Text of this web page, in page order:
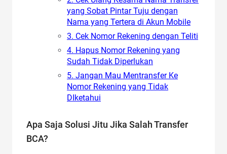
yang Sobat Pintar Tuju dengan
Nama yang Tertera di Akun Mobile
3. Cek Nomor Rekening dengan Teliti
4. Hapus Nomor Rekening yang
Sudah Tidak Diperlukan
5. Jangan Mau Mentransfer Ke
Nomor Rekening yang Tidak
DIketahui
Apa Saja Solusi Jitu Jika Salah Transfer
BCA?